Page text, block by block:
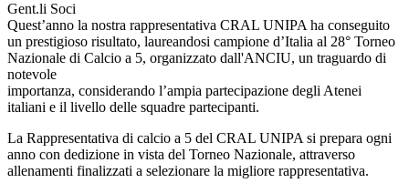
Gent.li Soci
Quest’anno la nostra rappresentativa CRAL UNIPA ha conseguito
un prestigioso risultato, laureandosi campione d’Italia al 28° Torneo
Nazionale di Calcio a 5, organizzato dall'ANCIU, un traguardo di
notevole
importanza, considerando l’ampia partecipazione degli Atenei
italiani e il livello delle squadre partecipanti.
La Rappresentativa di calcio a 5 del CRAL UNIPA si prepara ogni
anno con dedizione in vista del Torneo Nazionale, attraverso
allenamenti finalizzati a selezionare la migliore rappresentativa.